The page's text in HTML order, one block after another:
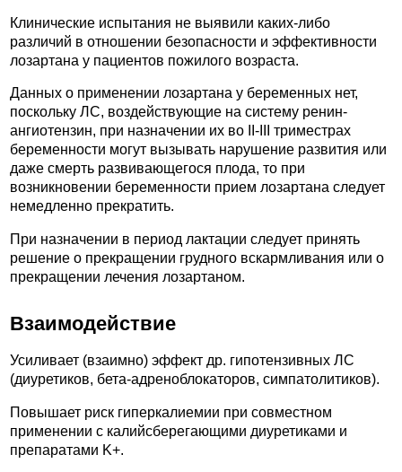
Клинические испытания не выявили каких-либо
различий в отношении безопасности и эффективности
лозартана у пациентов пожилого возраста.
Данных о применении лозартана у беременных нет,
поскольку ЛС, воздействующие на систему ренин-
ангиотензин, при назначении их во II-III триместрах
беременности могут вызывать нарушение развития или
даже смерть развивающегося плода, то при
возникновении беременности прием лозартана следует
немедленно прекратить.
При назначении в период лактации следует принять
решение о прекращении грудного вскармливания или о
прекращении лечения лозартаном.
Взаимодействие
Усиливает (взаимно) эффект др. гипотензивных ЛС
(диуретиков, бета-адреноблокаторов, симпатолитиков).
Повышает риск гиперкалиемии при совместном
применении с калийсберегающими диуретиками и
препаратами K+.